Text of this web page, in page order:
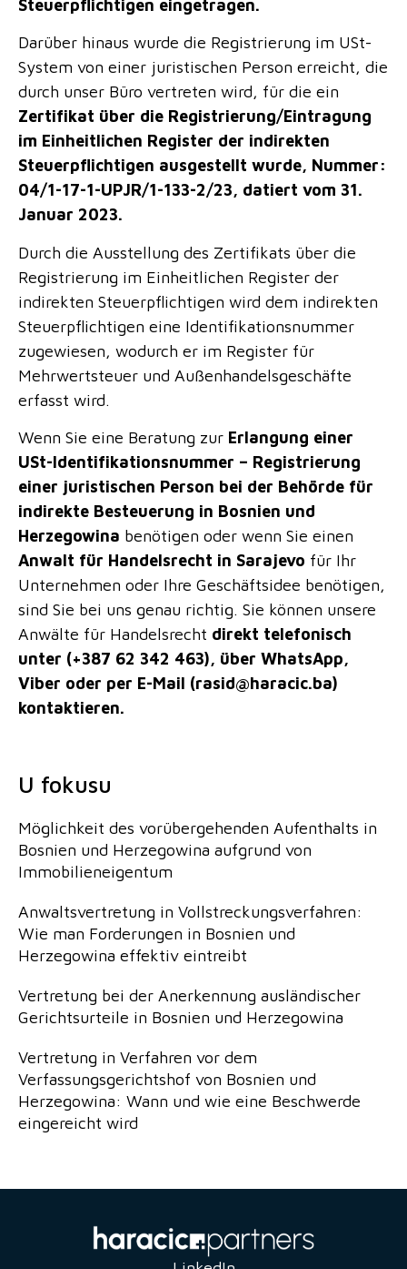
Steuerpflichtigen eingetragen.
Darüber hinaus wurde die Registrierung im USt-
System von einer juristischen Person erreicht, die
durch unser Büro vertreten wird, für die ein
Zertifikat über die Registrierung/Eintragung
im Einheitlichen Register der indirekten
Steuerpflichtigen ausgestellt wurde, Nummer:
04/1-17-1-UPJR/1-133-2/23, datiert vom 31.
Januar 2023.
Durch die Ausstellung des Zertifikats über die
Registrierung im Einheitlichen Register der
indirekten Steuerpflichtigen wird dem indirekten
Steuerpflichtigen eine Identifikationsnummer
zugewiesen, wodurch er im Register für
Mehrwertsteuer und Außenhandelsgeschäfte
erfasst wird.
Wenn Sie eine Beratung zur Erlangung einer
USt-Identifikationsnummer – Registrierung
einer juristischen Person bei der Behörde für
indirekte Besteuerung in Bosnien und
Herzegowina benötigen oder wenn Sie einen
Anwalt für Handelsrecht in Sarajevo für Ihr
Unternehmen oder Ihre Geschäftsidee benötigen,
sind Sie bei uns genau richtig. Sie können unsere
Anwälte für Handelsrecht direkt telefonisch
unter (+387 62 342 463), über WhatsApp,
Viber oder per E-Mail (rasid@haracic.ba)
kontaktieren.
U fokusu
Möglichkeit des vorübergehenden Aufenthalts in
Bosnien und Herzegowina aufgrund von
Immobilieneigentum
Anwaltsvertretung in Vollstreckungsverfahren:
Wie man Forderungen in Bosnien und
Herzegowina effektiv eintreibt
Vertretung bei der Anerkennung ausländischer
Gerichtsurteile in Bosnien und Herzegowina
Vertretung in Verfahren vor dem
Verfassungsgerichtshof von Bosnien und
Herzegowina: Wann und wie eine Beschwerde
eingereicht wird